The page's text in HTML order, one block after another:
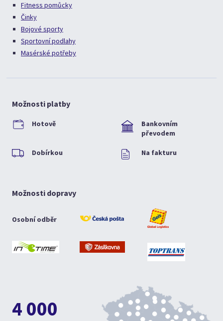
Fitness pomůcky
Činky
Bojové sporty
Sportovní podlahy
Masérské potřeby
Možnosti platby
Hotově
Bankovním
převodem
Dobírkou Na fakturu
Možnosti dopravy
Osobní odběr
4 000